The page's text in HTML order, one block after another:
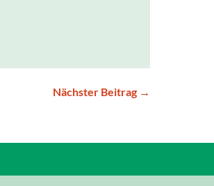
Nächster Beitrag →